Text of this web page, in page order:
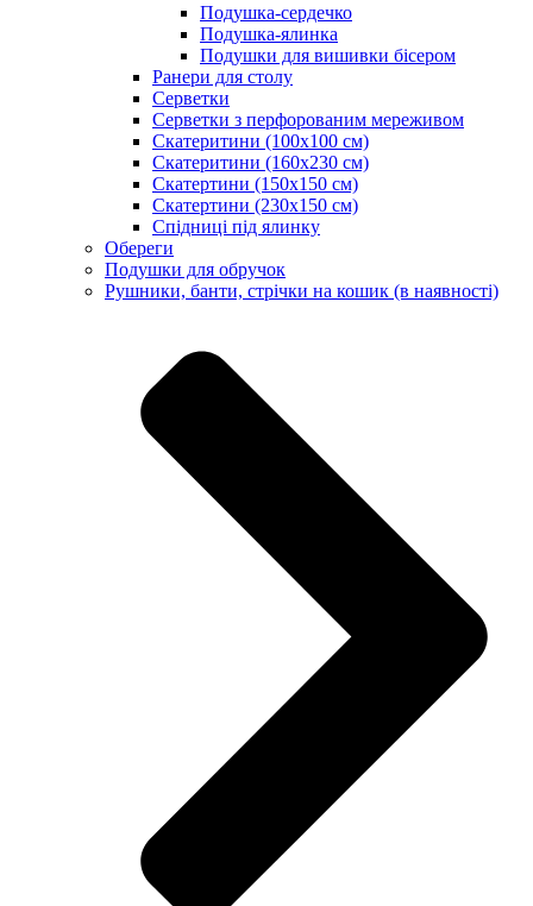
Подушка-сердечко
Подушка-ялинка
Подушки для вишивки бісером
Ранери для столу
Серветки
Серветки з перфорованим мереживом
Скатеритини (100х100 см)
Скатеритини (160х230 см)
Скатертини (150х150 см)
Скатертини (230х150 см)
Спідниці під ялинку
Обереги
Подушки для обручок
Рушники, банти, стрічки на кошик (в наявності)